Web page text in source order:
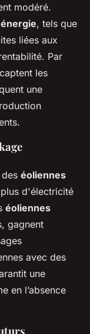
modéré.
, tels que
liées aux
Par
les
une
éoliennes
d'électricité
éoliennes
gagnent
avec des
une
en l’absence